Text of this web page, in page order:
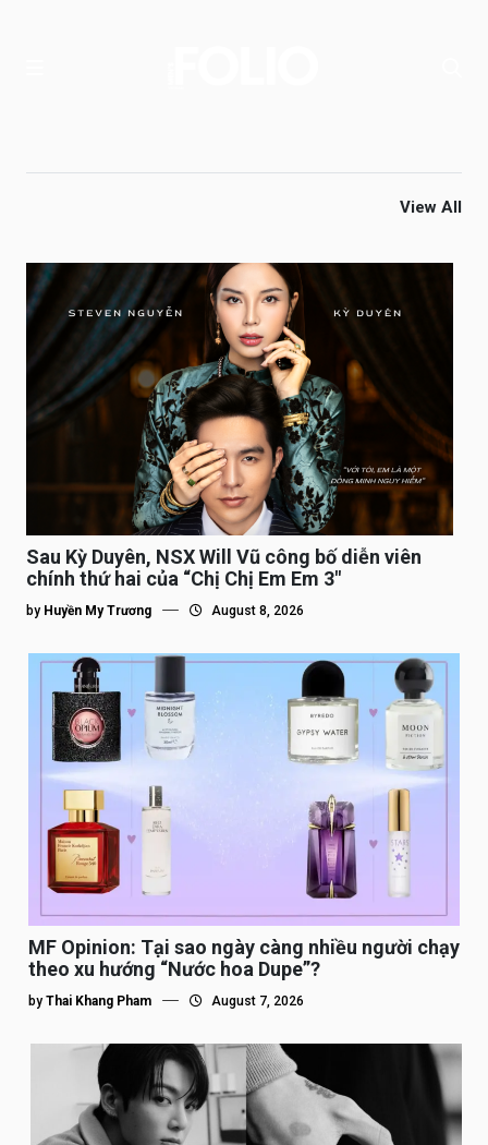
View All
Sau Kỳ Duyên, NSX Will Vũ công bố diễn viên
chính thứ hai của “Chị Chị Em Em 3″
by Huyền My Trương August 8, 2026
MF Opinion: Tại sao ngày càng nhiều người chạy
theo xu hướng “Nước hoa Dupe”?
by Thai Khang Pham August 7, 2026